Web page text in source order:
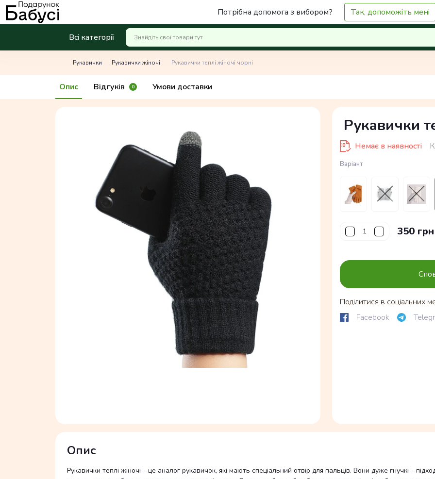
Потрібна допомога з вибором? Так, допоможіть мені
Всі категорії
Рукавички Рукавички жіночі Рукавички теплі жіночі чорні
Опис Відгуків 0 Умови доставки
Рукавички
Немає в наявності
Варіант
350 грн
Поділитися в соціальних
Facebook
Опис
Рукавички теплі жіночі – це аналог рукавичок, які мають спеціальний отвір для пальців. Вони дуже гнучкі –